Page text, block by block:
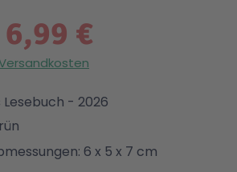
6,99 €
- 2026
6 x 5 x 7 cm